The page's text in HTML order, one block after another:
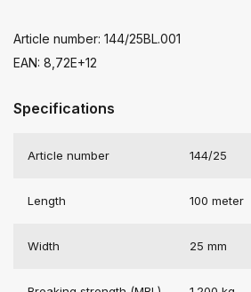
Article number: 144/25BL.001
EAN: 8,72E+12
Specifications
Article number 144/25
Length 100 meter
Width 25 mm